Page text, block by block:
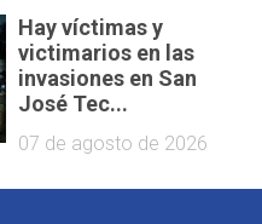
Hay víctimas y
victimarios en las
invasiones en San
José Tec...
07 de agosto de 2026